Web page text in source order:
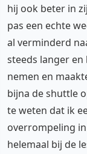
hij ook beter in
pas een echte
al verminderd
steeds langer
nemen en
bijna de shuttle
te weten dat ik
overrompeling
helemaal bij de